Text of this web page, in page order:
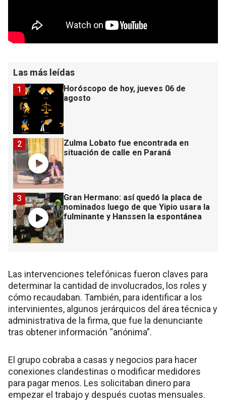
Las más leídas
Horóscopo de hoy, jueves 06 de
agosto
1
Zulma Lobato fue encontrada en
situación de calle en Paraná
2
Gran Hermano: así quedó la placa de
nominados luego de que Yipio usara la
fulminante y Hanssen la espontánea
3
Las intervenciones telefónicas fueron claves para
determinar la cantidad de involucrados, los roles y
cómo recaudaban. También, para identificar a los
intervinientes, algunos jerárquicos del área técnica y
administrativa de la firma, que fue la denunciante
tras obtener información “anónima”.
El grupo cobraba a casas y negocios para hacer
conexiones clandestinas o modificar medidores
para pagar menos. Les solicitaban dinero para
empezar el trabajo y después cuotas mensuales.